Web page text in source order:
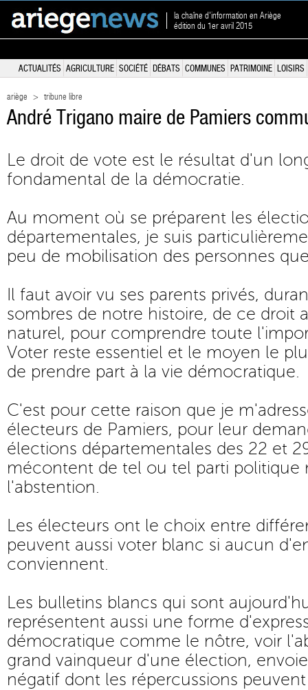
la chaîne d'information en Ariège
édition du 1er avril 2015
ACTUALITÉS AGRICULTURE SOCIÉTÉ DÉBATS COMMUNES PATRIMOINE LOISIRS
ariège > tribune libre
André Trigano maire de Pamiers
Le droit de vote est le résultat d'un
fondamental de la démocratie.
Au moment où se préparent les
départementales, je suis
peu de mobilisation des personnes
Il faut avoir vu ses parents privés,
sombres de notre histoire, de ce droit
naturel, pour comprendre toute
Voter reste essentiel et le moyen le
de prendre part à la vie démocratique.
C'est pour cette raison que je
électeurs de Pamiers, pour leur
élections départementales des 22 et
mécontent de tel ou tel parti politique
l'abstention.
Les électeurs ont le choix entre
peuvent aussi voter blanc si aucun
conviennent.
Les bulletins blancs qui sont
représentent aussi une forme
démocratique comme le nôtre, voir
grand vainqueur d'une élection,
négatif dont les répercussions